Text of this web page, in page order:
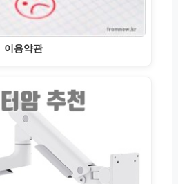
이용약관